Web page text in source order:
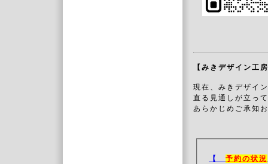
【みきデザイン工
現在、みきデザイ
直る見通しが立っ
あらかじめご承知
【 予約の状況